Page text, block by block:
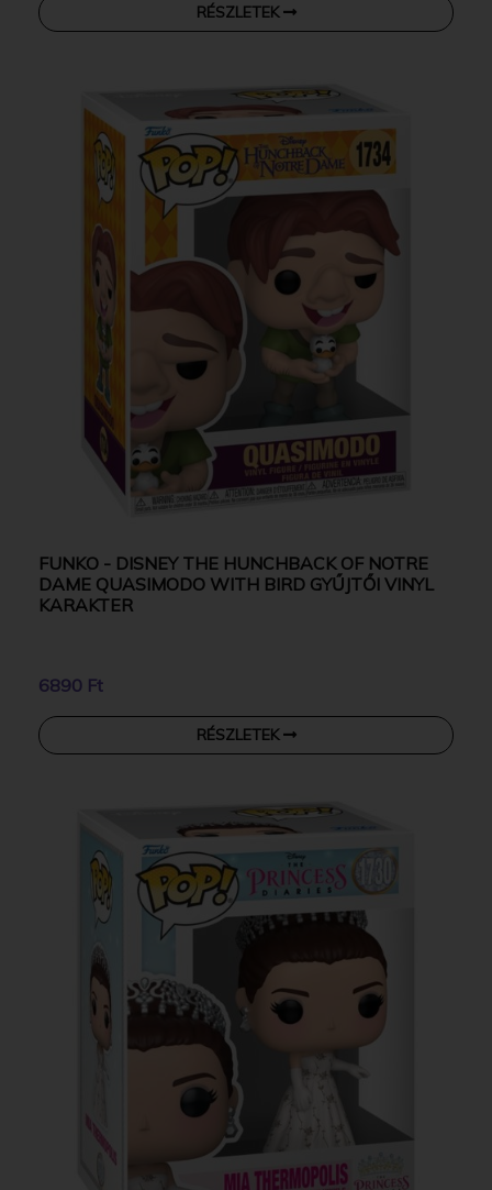
RÉSZLETEK
FUNKO - DISNEY THE HUNCHBACK OF NOTRE
DAME QUASIMODO WITH BIRD GYŰJTŐI VINYL
KARAKTER
6890 Ft
RÉSZLETEK